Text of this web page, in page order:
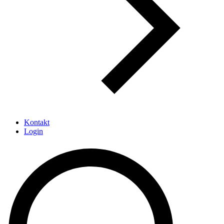
Kontakt
Login